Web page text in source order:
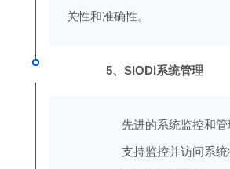
关性和准确性。
5、SIODI系统管理
先进的系统监控和管
支持监控并访问系统